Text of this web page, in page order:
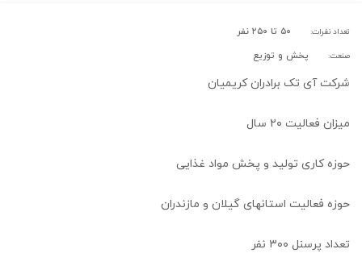
تعداد نفرات: ۵۰ تا ۲۵۰ نفر
صنعت: پخش و توزیع
شرکت آی تک برادران کریمیان
میزان فعالیت ۲۰ سال
حوزه کاری تولید و پخش مواد غذایی
حوزه فعالیت استانهای گیلان و مازندران
تعداد پرسنل ۳۰۰ نفر